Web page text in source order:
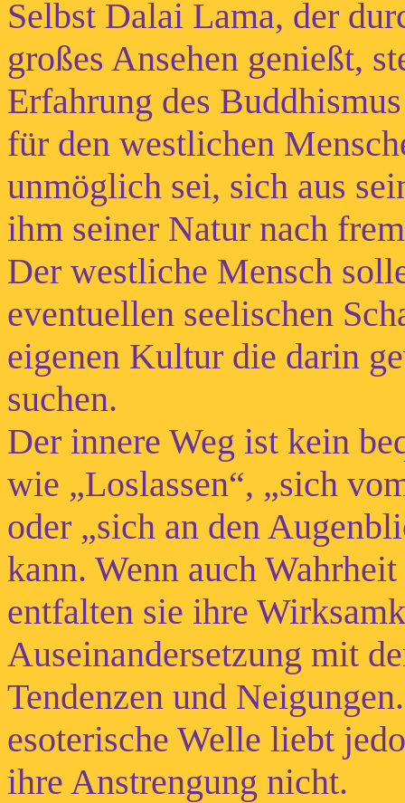
Selbst Dalai Lama, der
großes Ansehen genießt,
Erfahrung des
für den westlichen
unmöglich sei, sich aus
ihm seiner Natur nach
Der westliche Mensch
eventuellen seelischen
eigenen Kultur die darin
suchen.
Der innere Weg ist kein
wie „Loslassen“, „sich
oder „sich an den
kann. Wenn auch
entfalten sie ihre
Auseinandersetzung mit
Tendenzen und
esoterische Welle liebt
ihre Anstrengung nicht.